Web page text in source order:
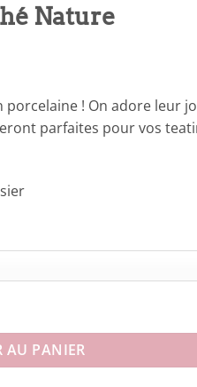
Nature
porcelaine ! On adore leur
parfaites pour vos
AU PANIER